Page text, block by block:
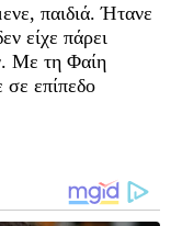
παιδιά. Ήτανε
είχε πάρει
Με τη Φαίη
επίπεδο